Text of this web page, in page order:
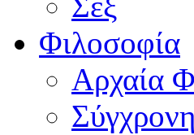
Φιλοσοφία
Αρχαία